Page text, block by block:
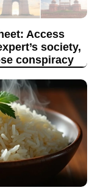
Access
society,
conspiracy